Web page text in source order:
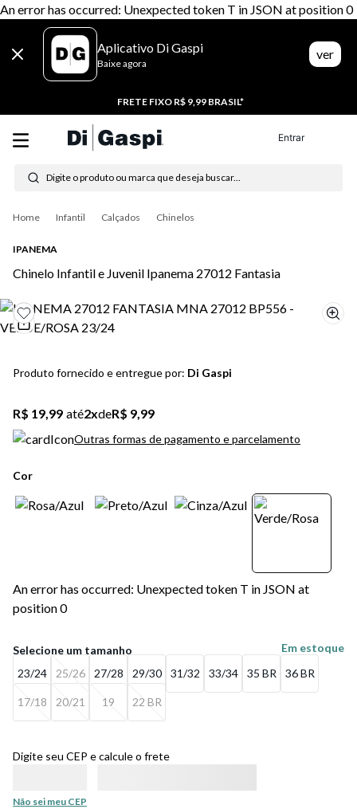
An error has occurred: Unexpected token T in JSON at position 0
Aplicativo Di Gaspi
Baixe agora
ver
20% CASHBACK
Entrar
Digite o produto ou marca que deseja buscar...
Infantil Calçados Chinelos
IPANEMA
Chinelo Infantil e Juvenil Ipanema 27012 Fantasia
Produto fornecido e entregue por: Di Gaspi
R$ 19,99 até2xdeR$ 9,99
Outras formas de pagamento e parcelamento
Cor
An error has occurred: Unexpected token T in JSON at
position 0
23/24 25/26 27/28 29/30 31/32 33/34 35 BR 36 BR
17/18 20/21 19 22 BR
Em estoque
Digite seu CEP e calcule o frete
Não sei meu CEP
Termos mais buscados
1º tenis
4º tênis masculino
7º
9º chuteira